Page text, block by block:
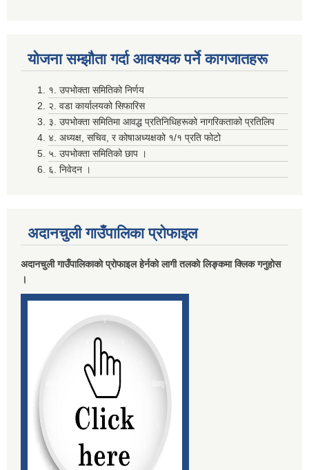
योजना सम्झाैता गर्दा आवश्यक पर्ने कागजातहरू
१. उपभोक्ता समितिको निर्णय
२. वडा कार्यालयको सिफारिस
३. उपभोक्ता समितिमा आवद्ध प्रतिनिधिहरूको नागरिकताको प्रतिलिप
४. अध्यक्ष, सचिव, र कोषाअध्यक्षको १/१ प्रति फोटो
५. उपभोक्ता समितिको छाप ।
६. निवेदन ।
अदानचुली गाउँपालिका प्राेफाइल
अदानचुली गाउँपालिकाकाे प्राेफाइल हेर्नकाे लागी तलकाे लिङ्कमा क्लिक गनुहाेस
।